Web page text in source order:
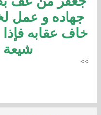
جهاده و عمل
خاف عقابه
شيعة
>
>